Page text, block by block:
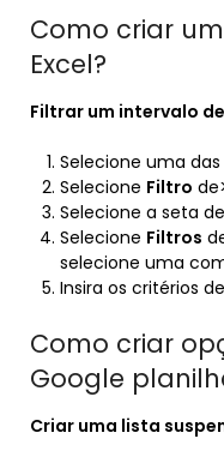
Como criar
Excel?
Filtrar um intervalo
Selecione uma
Selecione Filtro
Selecione a seta
Selecione Filtros
selecione uma
Insira os critérios de
Como criar
Google
Criar uma lista